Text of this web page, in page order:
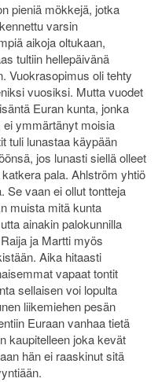
pieniä mökkejä, jotka
varsin
aikoja oltukaan,
tultiin hellepäivänä
Vuokrasopimus oli tehty
vuosiksi. Mutta vuodet
Euran kunta, jonka
ei ymmärtänyt moisia
tuli lunastaa käypään
jos lunasti siellä olleet
pala. Ahlström yhtiö
Se vaan ei ollut tontteja
muista mitä kunta
ainakin palokunnilla
ja Martti myös
Aika hitaasti
vapaat tontit
sellaisen voi lopulta
liikemiehen pesän
Euraan vanhaa tietä
kaupitelleen joka kevät
hän ei raaskinut sitä